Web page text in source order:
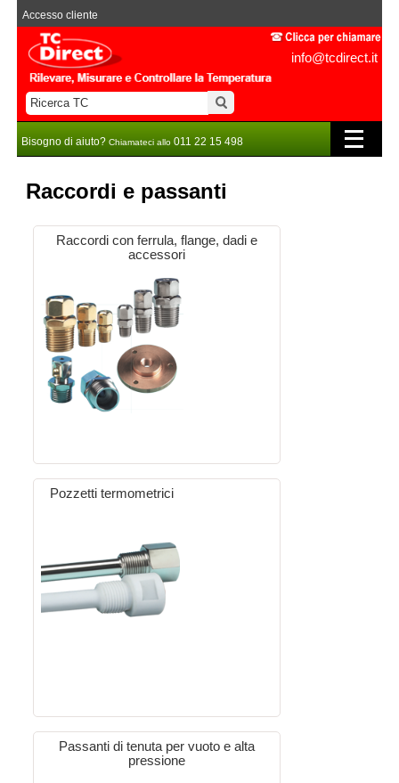
info@tcdirect.it
Accesso cliente
Bisogno di aiuto? Chiamateci allo 011 22 15 498
Raccordi e passanti
Raccordi con ferrula, flange, dadi e
accessori
Pozzetti termometrici
Passanti di tenuta per vuoto e alta
pressione